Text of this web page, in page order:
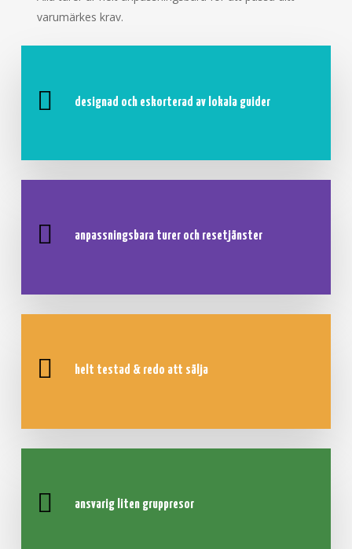
varumärkes krav.
designad och eskorterad av lokala guider
anpassningsbara turer och resetjänster
helt testad & redo att sälja
ansvarig liten gruppresor